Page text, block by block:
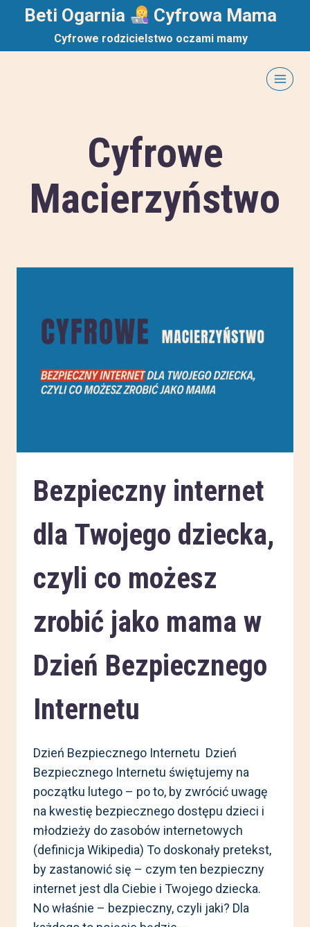
PrzejdźBeti Ogarnia Cyfrowa Mama
Cyfrowe rodzicielstwo oczami mamy
Cyfrowe
Macierzyństwo
Bezpieczny internet
dla Twojego dziecka,
czyli co możesz
zrobić jako mama w
Dzień Bezpiecznego
Internetu
Dzień Bezpiecznego Internetu Dzień
Bezpiecznego Internetu świętujemy na
początku lutego – po to, by zwrócić uwagę
na kwestię bezpiecznego dostępu dzieci i
młodzieży do zasobów internetowych
(definicja Wikipedia) To doskonały pretekst,
by zastanowić się – czym ten bezpieczny
internet jest dla Ciebie i Twojego dziecka.
No właśnie – bezpieczny, czyli jaki? Dla